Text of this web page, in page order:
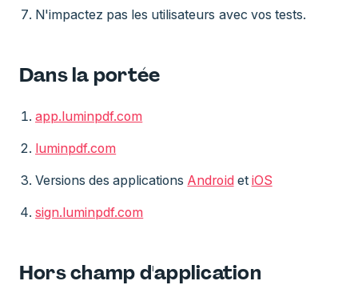
N'impactez pas les utilisateurs avec vos tests.
Dans la portée
app.luminpdf.com
luminpdf.com
Versions des applications Androidet iOS
sign.luminpdf.com
Hors champ d'application